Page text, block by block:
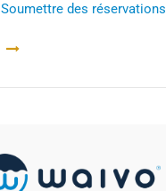
Soumettre des réservations